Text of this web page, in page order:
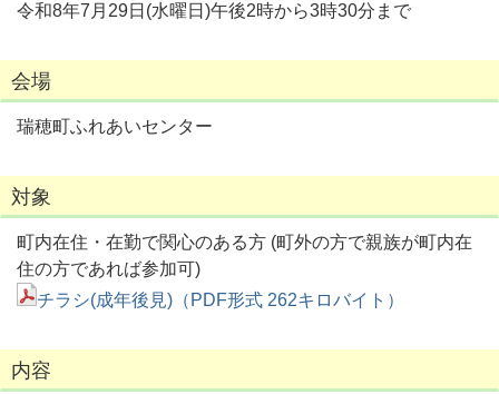
令和8年7月29日(水曜日)午後2時から3時30分まで
会場
瑞穂町ふれあいセンター
対象
町内在住・在勤で関心のある方 (町外の方で親族が町内在
住の方であれば参加可)
チラシ(成年後見)（PDF形式 262キロバイト）
内容